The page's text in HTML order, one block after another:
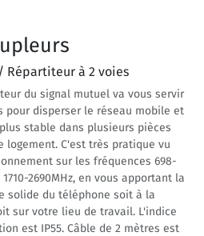
à 2 voies
du signal mutuel va vous servir
pour disperser le réseau mobile et
stable dans plusieurs pièces
logement. C'est très pratique vu
sur les fréquences 698-
1710-2690MHz, en vous apportant la
solide du téléphone soit à la
sur votre lieu de travail. L'indice
est IP55. Câble de 2 mètres est